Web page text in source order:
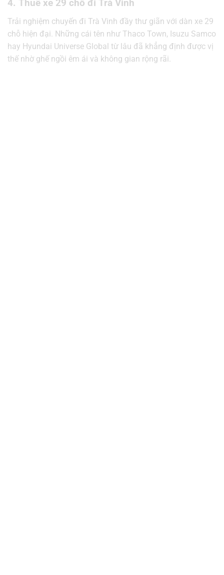
4. Thuê xe 29 chỗ đi Trà Vinh
Trải nghiệm chuyến đi Trà Vinh đầy thư giãn với dàn xe 29
chỗ hiện đại. Những cái tên như Thaco Town, Isuzu Samco
hay Hyundai Universe Global từ lâu đã khẳng định được vị
thế nhờ ghế ngồi êm ái và không gian rộng rãi.